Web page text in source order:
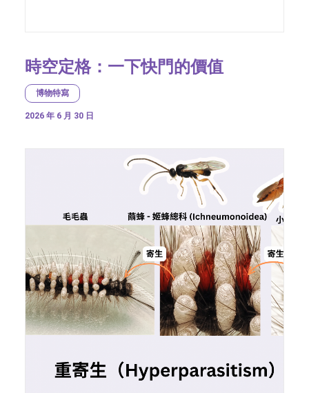
時空定格：一下快門的價值
博物特寫
2026 年 6 月 30 日